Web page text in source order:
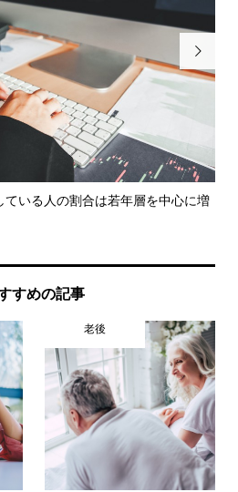
ている人の割合は若年層を中心に増

すめの記事
老後